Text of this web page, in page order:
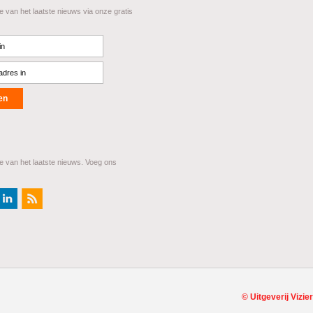
van het laatste nieuws via onze gratis
van het laatste nieuws. Voeg ons
© Uitgeverij Vizier